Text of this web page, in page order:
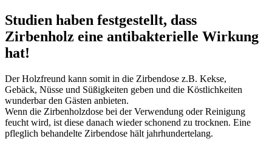
Studien haben festgestellt, dass
Zirbenholz eine antibakterielle Wirkung
hat!
Der Holzfreund kann somit in die Zirbendose z.B. Kekse,
Gebäck, Nüsse und Süßigkeiten geben und die Köstlichkeiten
wunderbar den Gästen anbieten.
Wenn die Zirbenholzdose bei der Verwendung oder Reinigung
feucht wird, ist diese danach wieder schonend zu trocknen. Eine
pfleglich behandelte Zirbendose hält jahrhundertelang.